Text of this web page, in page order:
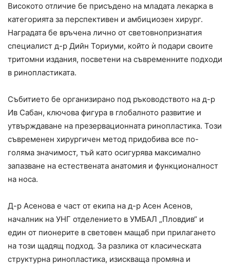
Високото отличие бе присъдено на младата лекарка в
категорията за перспективен и амбициозен хирург.
Наградата бе връчена лично от световнопризнатия
специалист д-р Дийн Ториуми, който ѝ подари своите
тритомни издания, посветени на съвременните подходи
в ринопластиката.
Събитието бе организирано под ръководството на д-р
Ив Сабан, ключова фигура в глобалното развитие и
утвърждаване на презервационната ринопластика. Този
съвременен хирургичен метод придобива все по-
голяма значимост, тъй като осигурява максимално
запазване на естествената анатомия и функционалност
на носа.
Д-р Асенова е част от екипа на д-р Асен Асенов,
началник на УНГ отделението в УМБАЛ „Пловдив“ и
един от пионерите в световен мащаб при прилагането
на този щадящ подход. За разлика от класическата
структурна ринопластика, изискваща промяна и